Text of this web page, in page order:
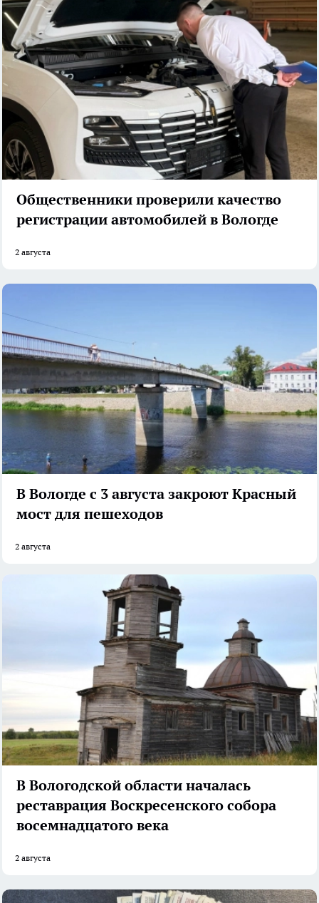
Общественники проверили качество
регистрации автомобилей в Вологде
2 августа
В Вологде с 3 августа закроют Красный
мост для пешеходов
2 августа
В Вологодской области началась
реставрация Воскресенского собора
восемнадцатого века
2 августа